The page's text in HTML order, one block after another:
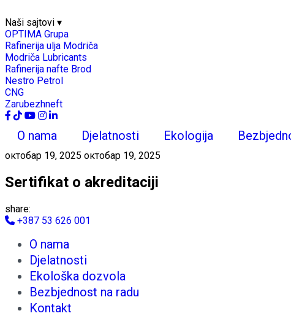
Naši sajtovi ▾
OPTIMA Grupa
Rafinerija ulja Modriča
Modriča Lubricants
Rafinerija nafte Brod
Nestro Petrol
CNG
Zarubezhneft
O nama Djelatnosti Ekologija
октобар 19, 2025 октобар 19, 2025
Sertifikat o akreditaciji
share:
+387 53 626 001
O nama
Djelatnosti
Ekološka dozvola
Bezbjednost na radu
Kontakt